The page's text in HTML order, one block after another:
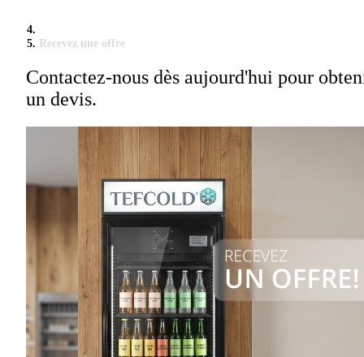
Recevez une offre
Contactez-nous dès aujourd'hui pour
un devis.